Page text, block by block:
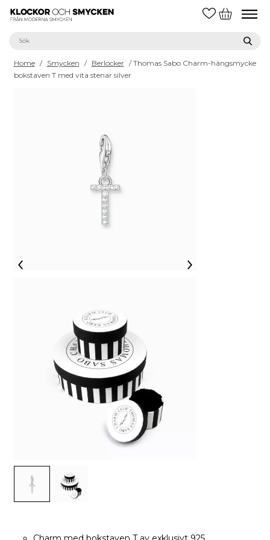
Home / Smycken / Berlocker / Thomas Sabo Charm-hängsmycke
bokstaven T med vita stenar silver